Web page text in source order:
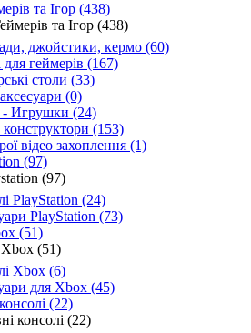
та Ігор (438)
та Ігор (438)
джойстики, кермо (60)
для геймерів (167)
столи (33)
аксесуари (0)
- Игрушки (24)
(153)
відео захоплення (1)
(97)
(97)
PlayStation (24)
PlayStation (73)
(51)
(51)
Xbox (6)
для Xbox (45)
(22)
консолі (22)